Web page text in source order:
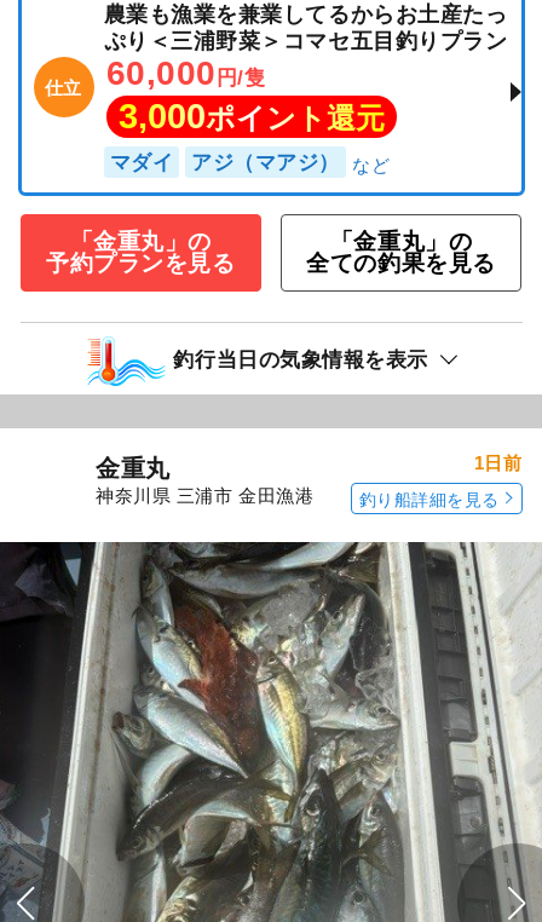
仕立
農業も漁業を兼業してるからお土産たっ
ぷり＜三浦野菜＞コマセ五目釣りプラン
60,000 円/隻
3,000ポイント還元
マダイ アジ（マアジ）
「金重丸」の
予約プランを見る
「金重丸」の
全ての釣果を見る
釣行当日の気象情報を表示
金重丸
神奈川県 三浦市 金田漁港
1日前
釣り船詳細を見る